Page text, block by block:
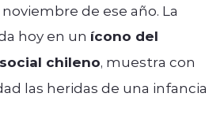
noviembre de ese año. La
hoy en un ícono del
chileno, muestra con
las heridas de una infancia